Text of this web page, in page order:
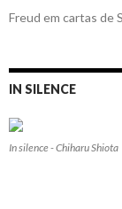
Freud em cartas de
IN SILENCE
In silence - Chiharu Shiota